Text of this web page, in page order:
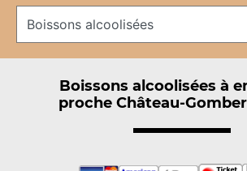
Boissons alcoolisées à
proche Château-